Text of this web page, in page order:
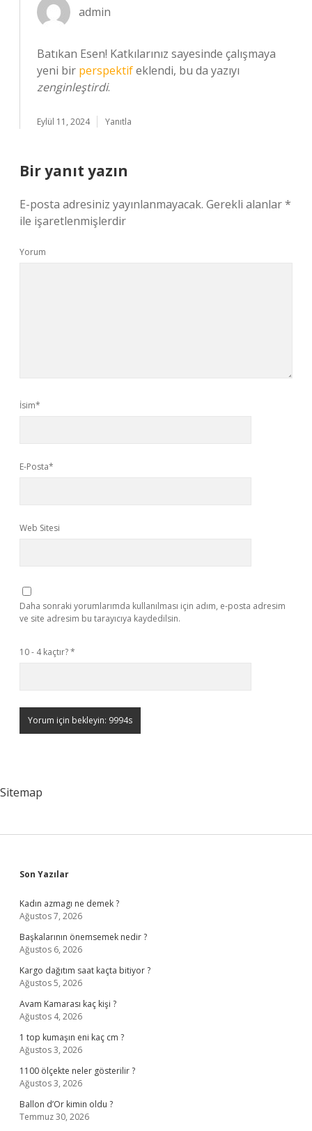
admin
Batıkan Esen! Katkılarınız sayesinde çalışmaya
yeni bir perspektifeklendi, bu da yazıyı
zenginleştirdi.
Eylül 11, 2024 Yanıtla
Bir yanıt yazın
E-posta adresiniz yayınlanmayacak. Gerekli alanlar*
ile işaretlenmişlerdir
Yorum
İsim*
E-Posta*
Web Sitesi
Daha sonraki yorumlarımda kullanılması için adım, e-posta adresim
ve site adresim bu tarayıcıya kaydedilsin.
10 - 4 kaçtır?*
Sitemap
Sidebar
Son Yazılar
Kadın azmagı ne demek ?
Ağustos 7, 2026
Başkalarının önemsemek nedir ?
Ağustos 6, 2026
Kargo dağıtım saat kaçta bitiyor ?
Ağustos 5, 2026
Avam Kamarası kaç kişi ?
Ağustos 4, 2026
1 top kumaşın eni kaç cm ?
Ağustos 3, 2026
1100 ölçekte neler gösterilir ?
Ağustos 3, 2026
Ballon d’Or kimin oldu ?
Temmuz 30, 2026